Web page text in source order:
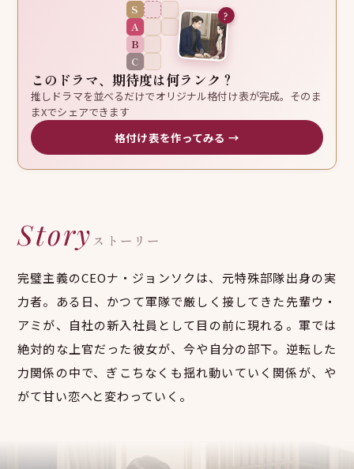
S
A
B
C
?
このドラマ、期待度は何ランク？
推しドラマを並べるだけでオリジナル格付け表が完成。そのま
まXでシェアできます
格付け表を作ってみる →
Story ストーリー
完璧主義のCEOナ・ジョンソクは、元特殊部隊出身の実
力者。ある日、かつて軍隊で厳しく接してきた先輩ウ・
アミが、自社の新入社員として目の前に現れる。軍では
絶対的な上官だった彼女が、今や自分の部下。逆転した
力関係の中で、ぎこちなくも揺れ動いていく関係が、や
がて甘い恋へと変わっていく。